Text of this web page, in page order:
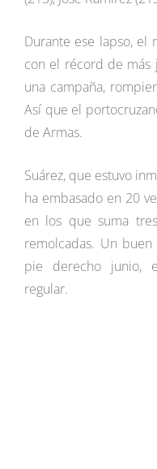
Durante ese lapso, el
con el récord de más
una campaña,
Así que el
de Armas.
Suárez, que estuvo
ha embasado en 20
en los que suma
remolcadas. Un
pie derecho junio,
regular.